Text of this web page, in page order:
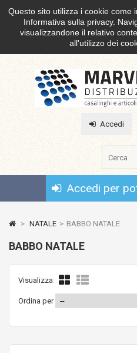
Questo sito utilizza i cookie come
Informativa sulla privacy.
visualizzandone il relativo
all'utilizzo dei
Accedi
Accedi per
> NATALE > BABBO NATALE
BABBO NATALE
Visualizza
Ordina per